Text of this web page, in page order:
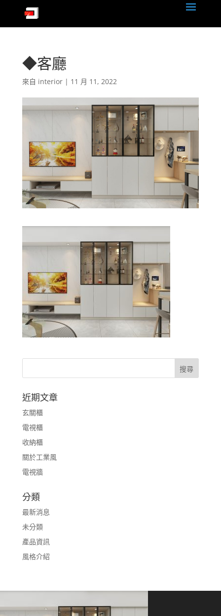
◆客廳
來自 interior| 11 月 11, 2022
近期文章
玄關櫃
電視櫃
收納櫃
關於工業風
電視牆
分類
最新消息
未分類
產品資訊
風格介紹